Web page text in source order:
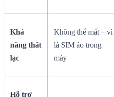
Khả
năng thất
lạc
Không thể mất – vì
là SIM ảo trong
máy
Hỗ trợ